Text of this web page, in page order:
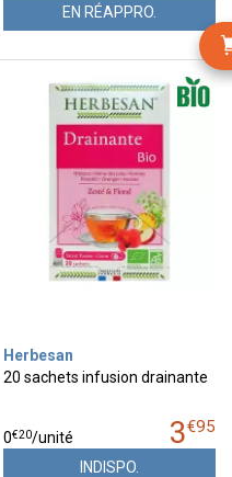
EN RÉAPPRO.
Herbesan
20 sachets infusion drainante
3€95
0€20/unité
INDISPO.